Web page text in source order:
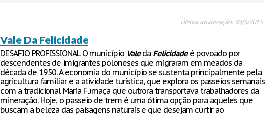
Última atualização: 30/3/2015
Vale Da Felicidade
DESAFIO PROFISSIONAL O município Valeda Felicidadeé povoado por
descendentes de imigrantes poloneses que migraram em meados da
década de 1950. A economia do município se sustenta principalmente pela
agricultura familiar e a atividade turística, que explora os passeios semanais
com a tradicional Maria Fumaça que outrora transportava trabalhadores da
mineração. Hoje, o passeio de trem é uma ótima opção para aqueles que
buscam a beleza das paisagens naturais e que desejam curtir ao